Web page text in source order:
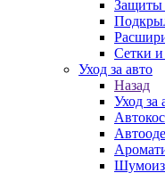
Защиты
Сетки и
Уход за авто
Назад
Уход за